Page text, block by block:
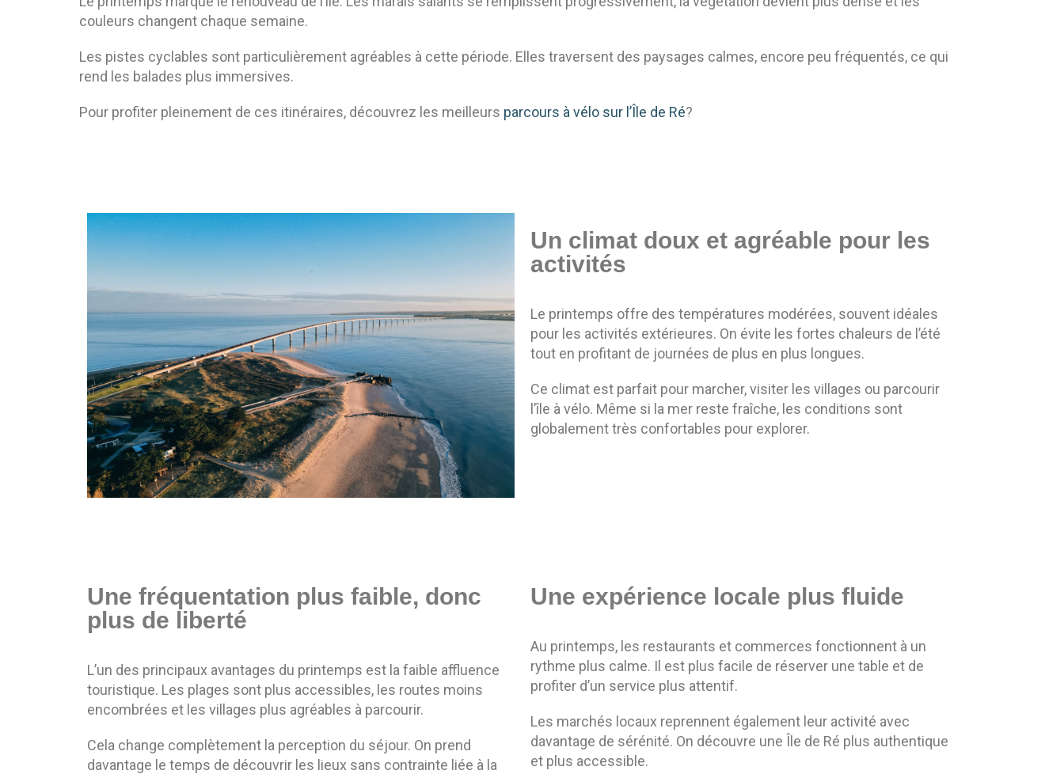
couleurs changent chaque semaine.
Les pistes cyclables sont particulièrement agréables à cette période. Elles traversent des paysages calmes, encore peu fréquentés, ce qui
rend les balades plus immersives.
Pour profiter pleinement de ces itinéraires, découvrez les meilleurs parcours à vélo sur l’Île de Ré?
Un climat doux et agréable pour les
activités
Le printemps offre des températures modérées, souvent idéales
pour les activités extérieures. On évite les fortes chaleurs de l’été
tout en profitant de journées de plus en plus longues.
Ce climat est parfait pour marcher, visiter les villages ou parcourir
l’île à vélo. Même si la mer reste fraîche, les conditions sont
globalement très confortables pour explorer.
Une fréquentation plus faible, donc
plus de liberté
L’un des principaux avantages du printemps est la faible affluence
touristique. Les plages sont plus accessibles, les routes moins
encombrées et les villages plus agréables à parcourir.
Cela change complètement la perception du séjour. On prend
davantage le temps de découvrir les lieux sans contrainte liée à la
Une expérience locale plus fluide
Au printemps, les restaurants et commerces fonctionnent à un
rythme plus calme. Il est plus facile de réserver une table et de
profiter d’un service plus attentif.
Les marchés locaux reprennent également leur activité avec
davantage de sérénité. On découvre une Île de Ré plus authentique
et plus accessible.